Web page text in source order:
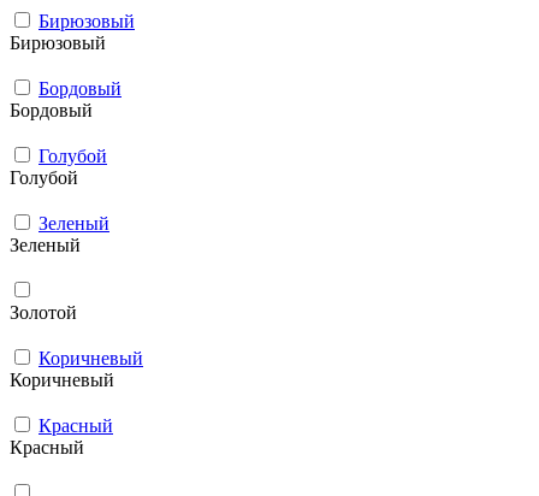
Бирюзовый
Бирюзовый
Бордовый
Бордовый
Голубой
Голубой
Зеленый
Зеленый
Золотой
Коричневый
Коричневый
Красный
Красный